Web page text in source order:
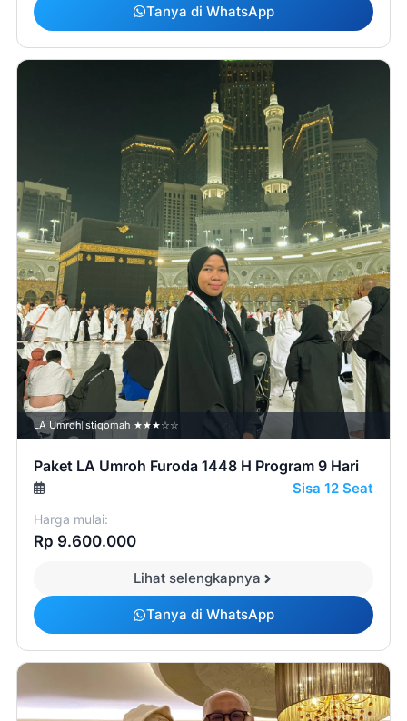
Tanya di WhatsApp
LA UmrohIstiqomah ★★★☆☆
Paket LA Umroh Furoda 1448 H Program 9 Hari
Sisa 12 Seat
Harga mulai:
Rp 9.600.000
Lihat selengkapnya
Tanya di WhatsApp